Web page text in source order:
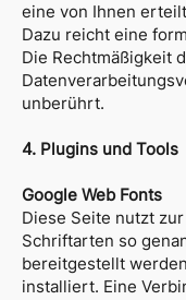
eine von Ihnen
Dazu reicht eine
Die Rechtmäßigkeit
unberührt.
4. Plugins und Tools
Google Web Fonts
Diese Seite nutzt
Schriftarten so
bereitgestellt
installiert. Eine